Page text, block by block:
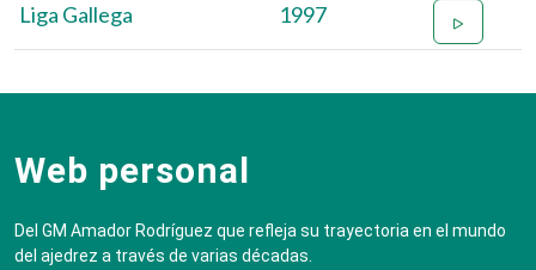
Liga Gallega
1997
Web personal
Del GM Amador Rodríguez que refleja su trayectoria en el mundo
del ajedrez a través de varias décadas.